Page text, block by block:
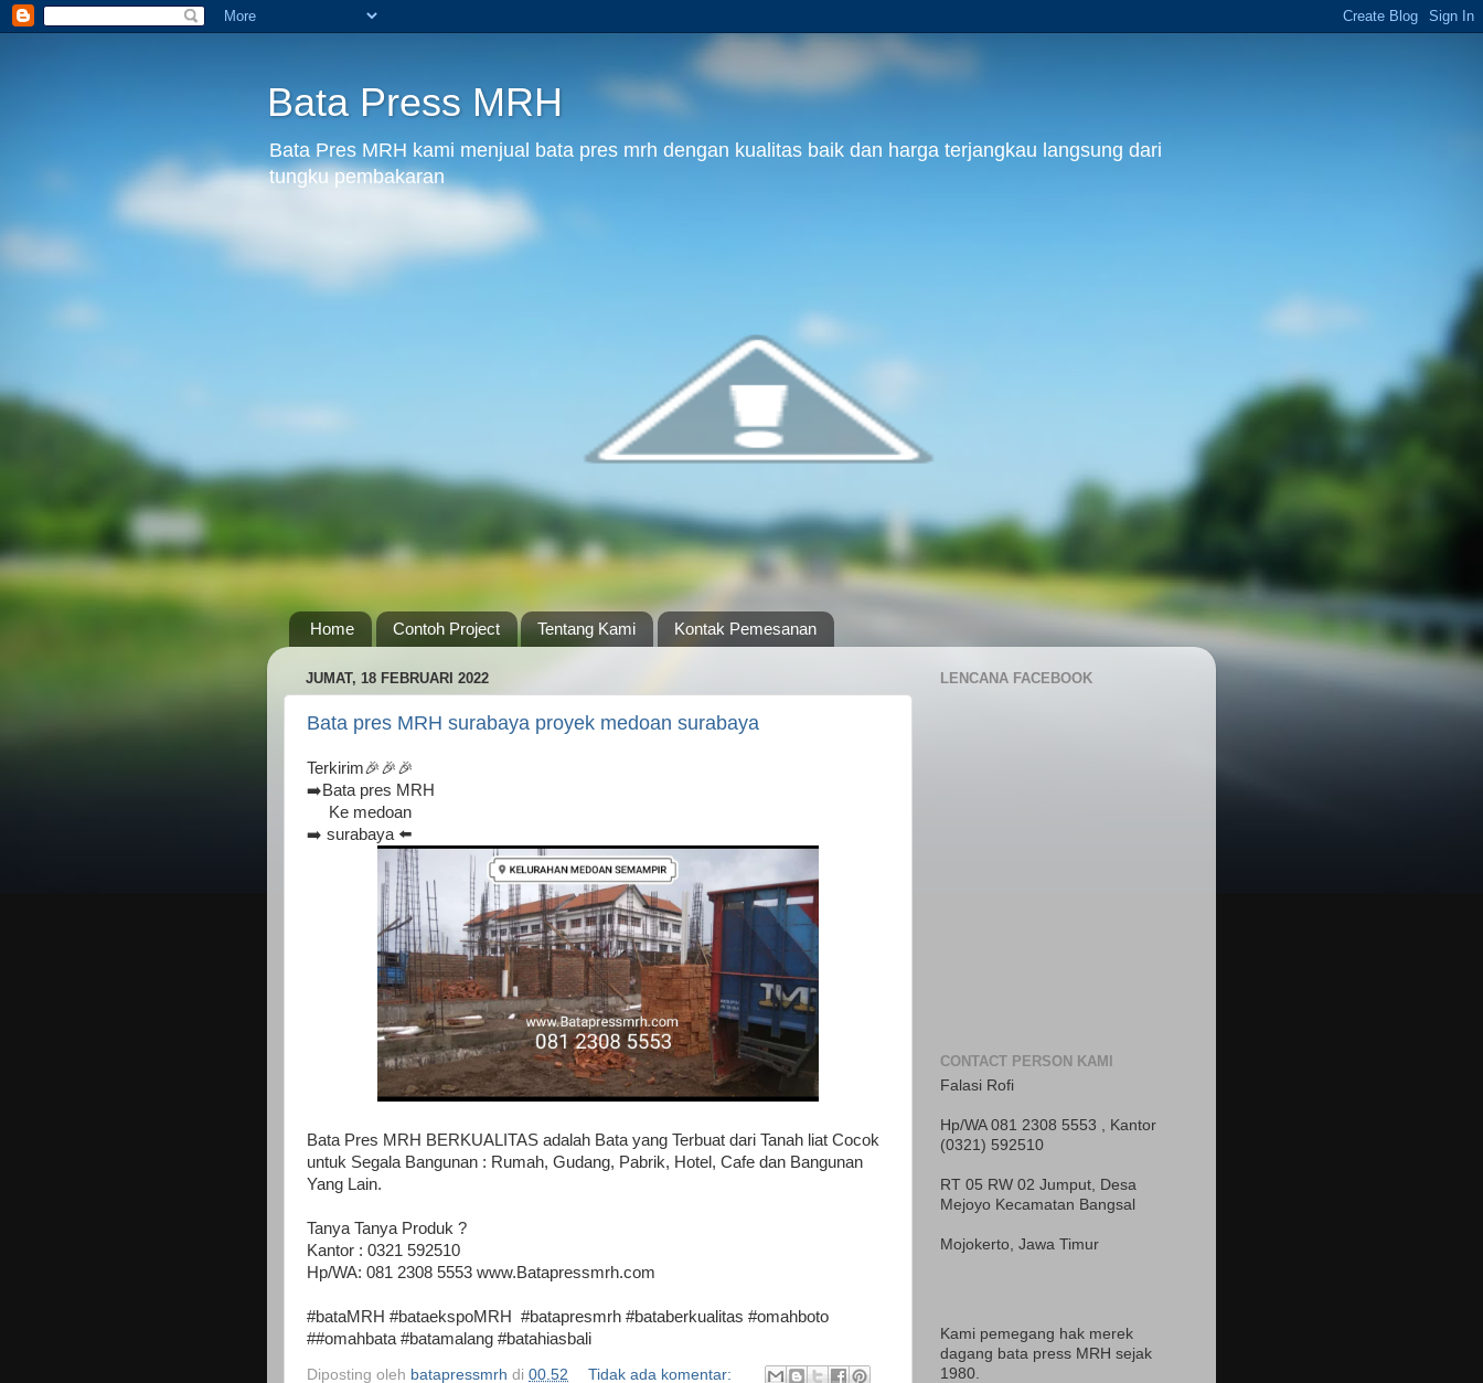
Bata Press MRH
Bata Pres MRH kami menjual bata pres mrh dengan kualitas baik dan harga terjangkau langsung dari
tungku pembakaran
Home Contoh Project Tentang Kami Kontak Pemesanan
JUMAT, 18 FEBRUARI 2022
Bata pres MRH surabaya proyek medoan surabaya
Terkirim🎉🎉🎉
➡️Bata pres MRH
Ke medoan
➡️ surabaya ⬅️
Bata Pres MRH BERKUALITAS adalah Bata yang Terbuat dari Tanah liat Cocok
untuk Segala Bangunan : Rumah, Gudang, Pabrik, Hotel, Cafe dan Bangunan
Yang Lain.
Tanya Tanya Produk ?
Kantor : 0321 592510
Hp/WA: 081 2308 5553 www.Batapressmrh.com
#bataMRH #bataekspoMRH #batapresmrh #bataberkualitas #omahboto
##omahbata #batamalang #batahiasbali
Diposting oleh batapressmrh di 00.52
Tidak ada komentar:
LENCANA FACEBOOK
CONTACT PERSON KAMI
Falasi Rofi
Hp/WA 081 2308 5553 , Kantor
(0321) 592510
RT 05 RW 02 Jumput, Desa
Mejoyo Kecamatan Bangsal
Mojokerto, Jawa Timur
Kami pemegang hak merek
dagang bata press MRH sejak
1980.